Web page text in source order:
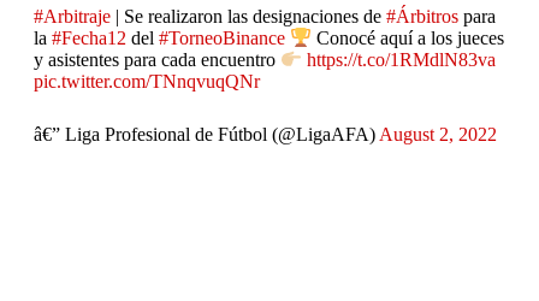
#Arbitraje| Se realizaron las designaciones de #Árbitrospara
la #Fecha12 del #TorneoBinance
Conocé aquí a los jueces
y asistentes para cada encuentro
https://t.co/1RMdlN83va
pic.twitter.com/TNnqvuqQNr
â€” Liga Profesional de Fútbol (@LigaAFA) August 2, 2022